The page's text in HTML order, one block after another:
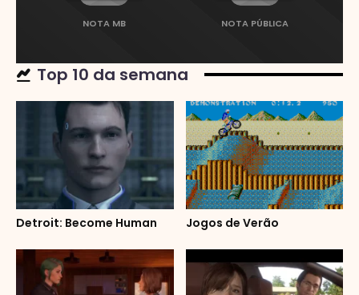
NOTA MB NOTA PÚBLICA
Top 10 da semana
Detroit: Become Human Jogos de Verão